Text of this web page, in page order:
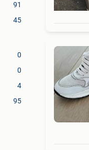
91
45
0
0
4
95